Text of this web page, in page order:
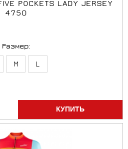
POCKETS LADY JERSEY
4750
Размер:
M L